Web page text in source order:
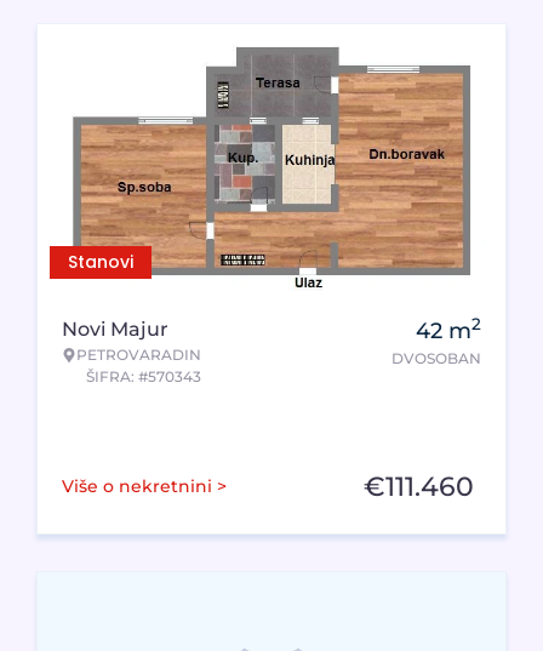
Stanovi
Novi Majur
PETROVARADIN
ŠIFRA: #570343
42 m2
DVOSOBAN
Više o nekretnini > €111.460